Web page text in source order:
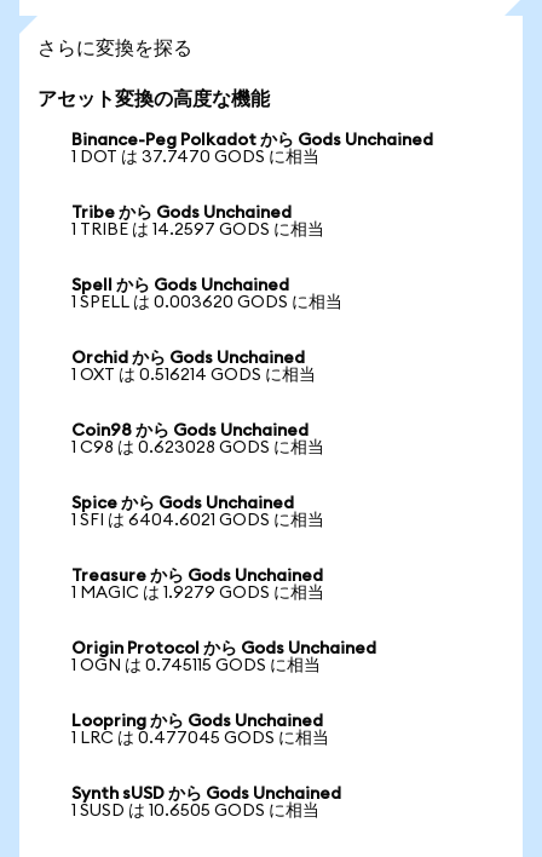
さらに変換を探る
アセット変換の高度な機能
Binance-Peg Polkadot から Gods Unchained
1 DOT は 37.7470 GODS に相当
Tribe から Gods Unchained
1 TRIBE は 14.2597 GODS に相当
Spell から Gods Unchained
1 SPELL は 0.003620 GODS に相当
Orchid から Gods Unchained
1 OXT は 0.516214 GODS に相当
Coin98 から Gods Unchained
1 C98 は 0.623028 GODS に相当
Spice から Gods Unchained
1 SFI は 6404.6021 GODS に相当
Treasure から Gods Unchained
1 MAGIC は 1.9279 GODS に相当
Origin Protocol から Gods Unchained
1 OGN は 0.745115 GODS に相当
Loopring から Gods Unchained
1 LRC は 0.477045 GODS に相当
Synth sUSD から Gods Unchained
1 SUSD は 10.6505 GODS に相当